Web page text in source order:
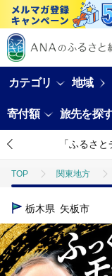
カテゴリ 地域
寄付額 旅先を探
「ふるさ
TOP 関東地方
TOP
TOP 米・穀物
TOP 米・穀物
栃木県 矢板市